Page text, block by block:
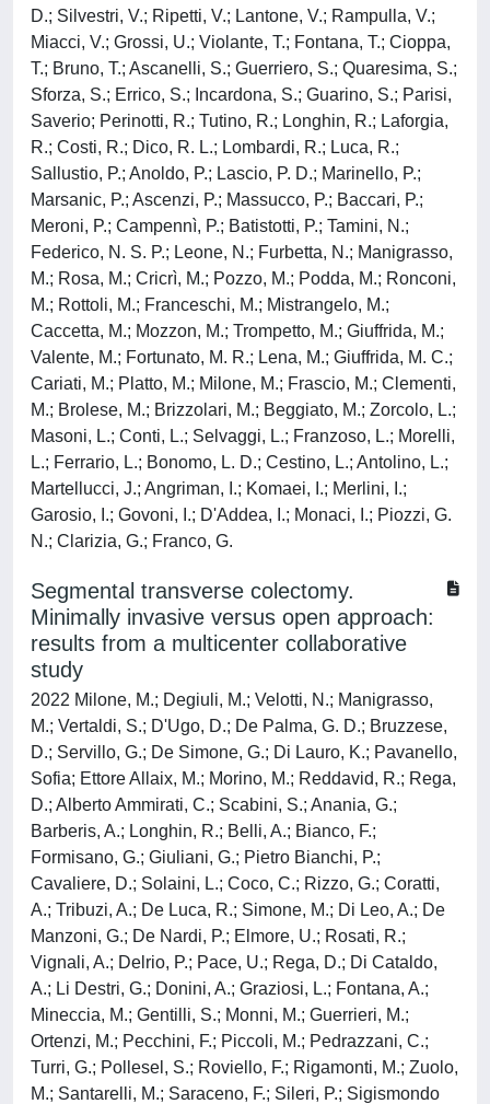
D.; Silvestri, V.; Ripetti, V.; Lantone, V.; Rampulla, V.;
Miacci, V.; Grossi, U.; Violante, T.; Fontana, T.; Cioppa,
T.; Bruno, T.; Ascanelli, S.; Guerriero, S.; Quaresima, S.;
Sforza, S.; Errico, S.; Incardona, S.; Guarino, S.; Parisi,
Saverio; Perinotti, R.; Tutino, R.; Longhin, R.; Laforgia,
R.; Costi, R.; Dico, R. L.; Lombardi, R.; Luca, R.;
Sallustio, P.; Anoldo, P.; Lascio, P. D.; Marinello, P.;
Marsanic, P.; Ascenzi, P.; Massucco, P.; Baccari, P.;
Meroni, P.; Campennì, P.; Batistotti, P.; Tamini, N.;
Federico, N. S. P.; Leone, N.; Furbetta, N.; Manigrasso,
M.; Rosa, M.; Cricrì, M.; Pozzo, M.; Podda, M.; Ronconi,
M.; Rottoli, M.; Franceschi, M.; Mistrangelo, M.;
Caccetta, M.; Mozzon, M.; Trompetto, M.; Giuffrida, M.;
Valente, M.; Fortunato, M. R.; Lena, M.; Giuffrida, M. C.;
Cariati, M.; Platto, M.; Milone, M.; Frascio, M.; Clementi,
M.; Brolese, M.; Brizzolari, M.; Beggiato, M.; Zorcolo, L.;
Masoni, L.; Conti, L.; Selvaggi, L.; Franzoso, L.; Morelli,
L.; Ferrario, L.; Bonomo, L. D.; Cestino, L.; Antolino, L.;
Martellucci, J.; Angriman, I.; Komaei, I.; Merlini, I.;
Garosio, I.; Govoni, I.; D'Addea, I.; Monaci, I.; Piozzi, G.
N.; Clarizia, G.; Franco, G.
Segmental transverse colectomy.
Minimally invasive versus open approach:
results from a multicenter collaborative
study
2022 Milone, M.; Degiuli, M.; Velotti, N.; Manigrasso,
M.; Vertaldi, S.; D'Ugo, D.; De Palma, G. D.; Bruzzese,
D.; Servillo, G.; De Simone, G.; Di Lauro, K.; Pavanello,
Sofia; Ettore Allaix, M.; Morino, M.; Reddavid, R.; Rega,
D.; Alberto Ammirati, C.; Scabini, S.; Anania, G.;
Barberis, A.; Longhin, R.; Belli, A.; Bianco, F.;
Formisano, G.; Giuliani, G.; Pietro Bianchi, P.;
Cavaliere, D.; Solaini, L.; Coco, C.; Rizzo, G.; Coratti,
A.; Tribuzi, A.; De Luca, R.; Simone, M.; Di Leo, A.; De
Manzoni, G.; De Nardi, P.; Elmore, U.; Rosati, R.;
Vignali, A.; Delrio, P.; Pace, U.; Rega, D.; Di Cataldo,
A.; Li Destri, G.; Donini, A.; Graziosi, L.; Fontana, A.;
Mineccia, M.; Gentilli, S.; Monni, M.; Guerrieri, M.;
Ortenzi, M.; Pecchini, F.; Piccoli, M.; Pedrazzani, C.;
Turri, G.; Pollesel, S.; Roviello, F.; Rigamonti, M.; Zuolo,
M.; Santarelli, M.; Saraceno, F.; Sileri, P.; Sigismondo